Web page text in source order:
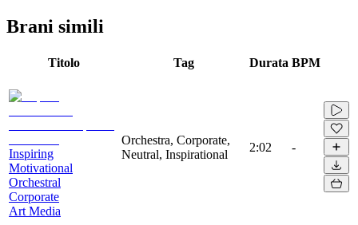
Brani simili
Titolo Tag Durata BPM
Inspiring
Motivational
Orchestral
Corporate
Art Media
Orchestra, Corporate,
Neutral, Inspirational
2:02 -